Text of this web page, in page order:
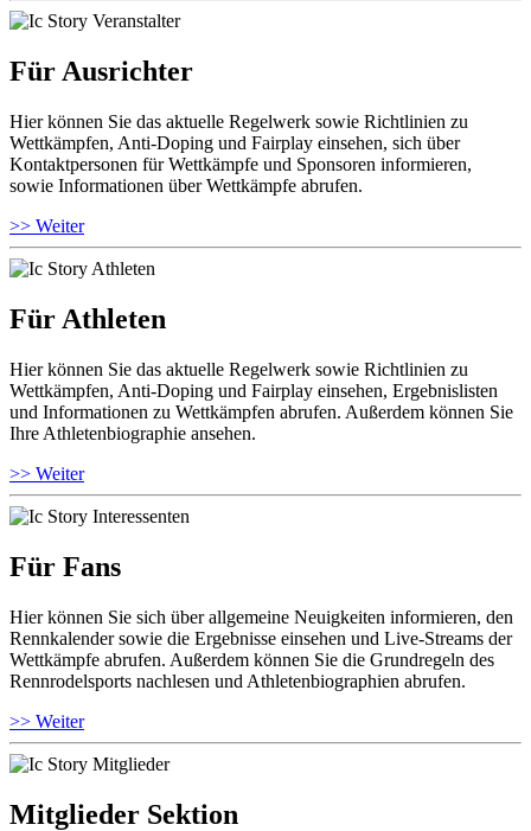
Für Ausrichter
Hier können Sie das aktuelle Regelwerk sowie Richtlinien zu
Wettkämpfen, Anti-Doping und Fairplay einsehen, sich über
Kontaktpersonen für Wettkämpfe und Sponsoren informieren,
sowie Informationen über Wettkämpfe abrufen.
>> Weiter
Für Athleten
Hier können Sie das aktuelle Regelwerk sowie Richtlinien zu
Wettkämpfen, Anti-Doping und Fairplay einsehen, Ergebnislisten
und Informationen zu Wettkämpfen abrufen. Außerdem können Sie
Ihre Athletenbiographie ansehen.
>> Weiter
Für Fans
Hier können Sie sich über allgemeine Neuigkeiten informieren, den
Rennkalender sowie die Ergebnisse einsehen und Live-Streams der
Wettkämpfe abrufen. Außerdem können Sie die Grundregeln des
Rennrodelsports nachlesen und Athletenbiographien abrufen.
>> Weiter
Mitglieder Sektion